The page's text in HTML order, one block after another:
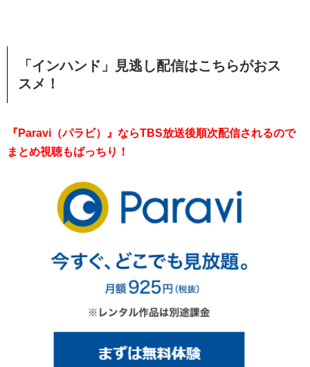
「インハンド」見逃し配信はこちらがおス
スメ！
『Paravi（パラビ）』ならTBS放送後順次配信されるので
まとめ視聴もばっちり！